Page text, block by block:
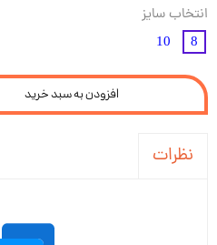
انتخاب سایز
8
10
افزودن به سبد خرید
نظرات